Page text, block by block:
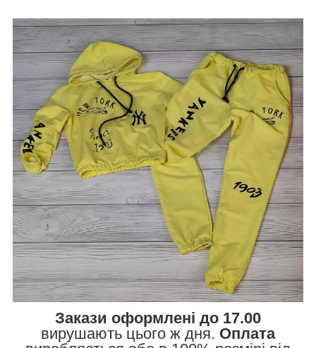
Закази оформлені до 17.00
вирушають цього ж дня. Оплата